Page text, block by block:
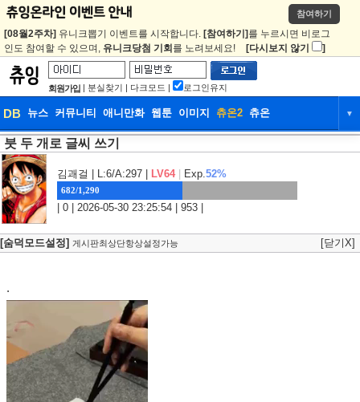
참여하기
[08월2주차] 유니크뽑기 이벤트를 시작합니다. [참여하기] 를 누르시면 비로그
인도 참여할 수 있으며, 유니크당첨 기회 를 노려보세요! [다시보지 않기 ]
회원가입 | 분실찾기 | 다크모드 | 로그인유지
DB 뉴스 커뮤니티 애니만화 웹툰 이미지 츄온2 츄온 ▼
DB
웹툰 이미지 츄온2
붓 두 개로 글씨 쓰기
김괘걸 | L:6/A:297 | LV64 Exp.52%
682/1,290
| 0 | 2026-05-30 23:25:54 | 953 |
[숨덕모드설정] 게시판최상단항상설정가능 [닫기X]
.